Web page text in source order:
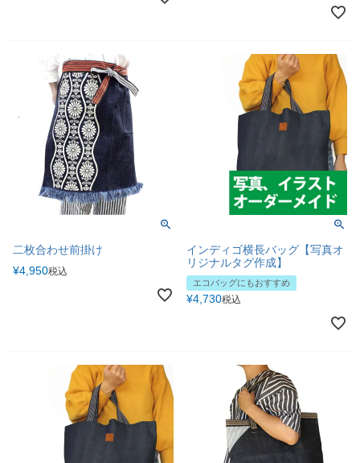
二枚合わせ前掛け
¥4,950税込
インディゴ横長バッグ【写真オ
リジナルタグ作成】
エコバッグにもおすすめ
¥4,730税込